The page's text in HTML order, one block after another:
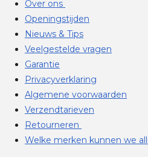
Over ons
Openingstijden
Nieuws & Tips
Veelgestelde vragen
Garantie
Privacyverklaring
Algemene voorwaarden
Verzendtarieven
Retourneren
Welke merken kunnen we